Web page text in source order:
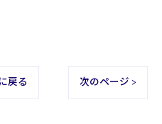
戻る 次のページ >